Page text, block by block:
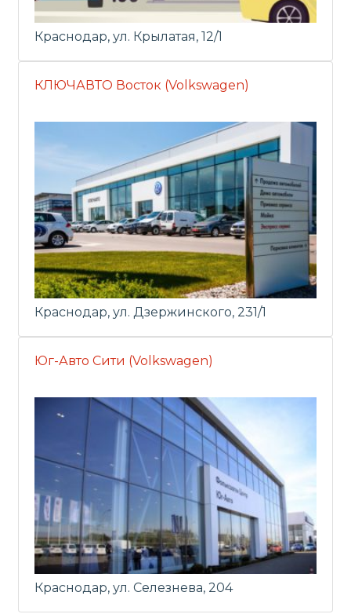
Краснодар, ул. Крылатая, 12/1
КЛЮЧАВТО Восток (Volkswagen)
Краснодар, ул. Дзержинского, 231/1
Юг-Авто Сити (Volkswagen)
Краснодар, ул. Селезнева, 204